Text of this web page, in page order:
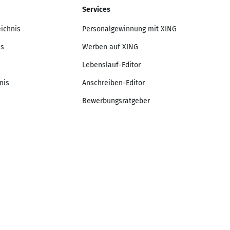
Services
Personalgewinnung mit XING
Werben auf XING
Lebenslauf-Editor
Anschreiben-Editor
Bewerbungsratgeber